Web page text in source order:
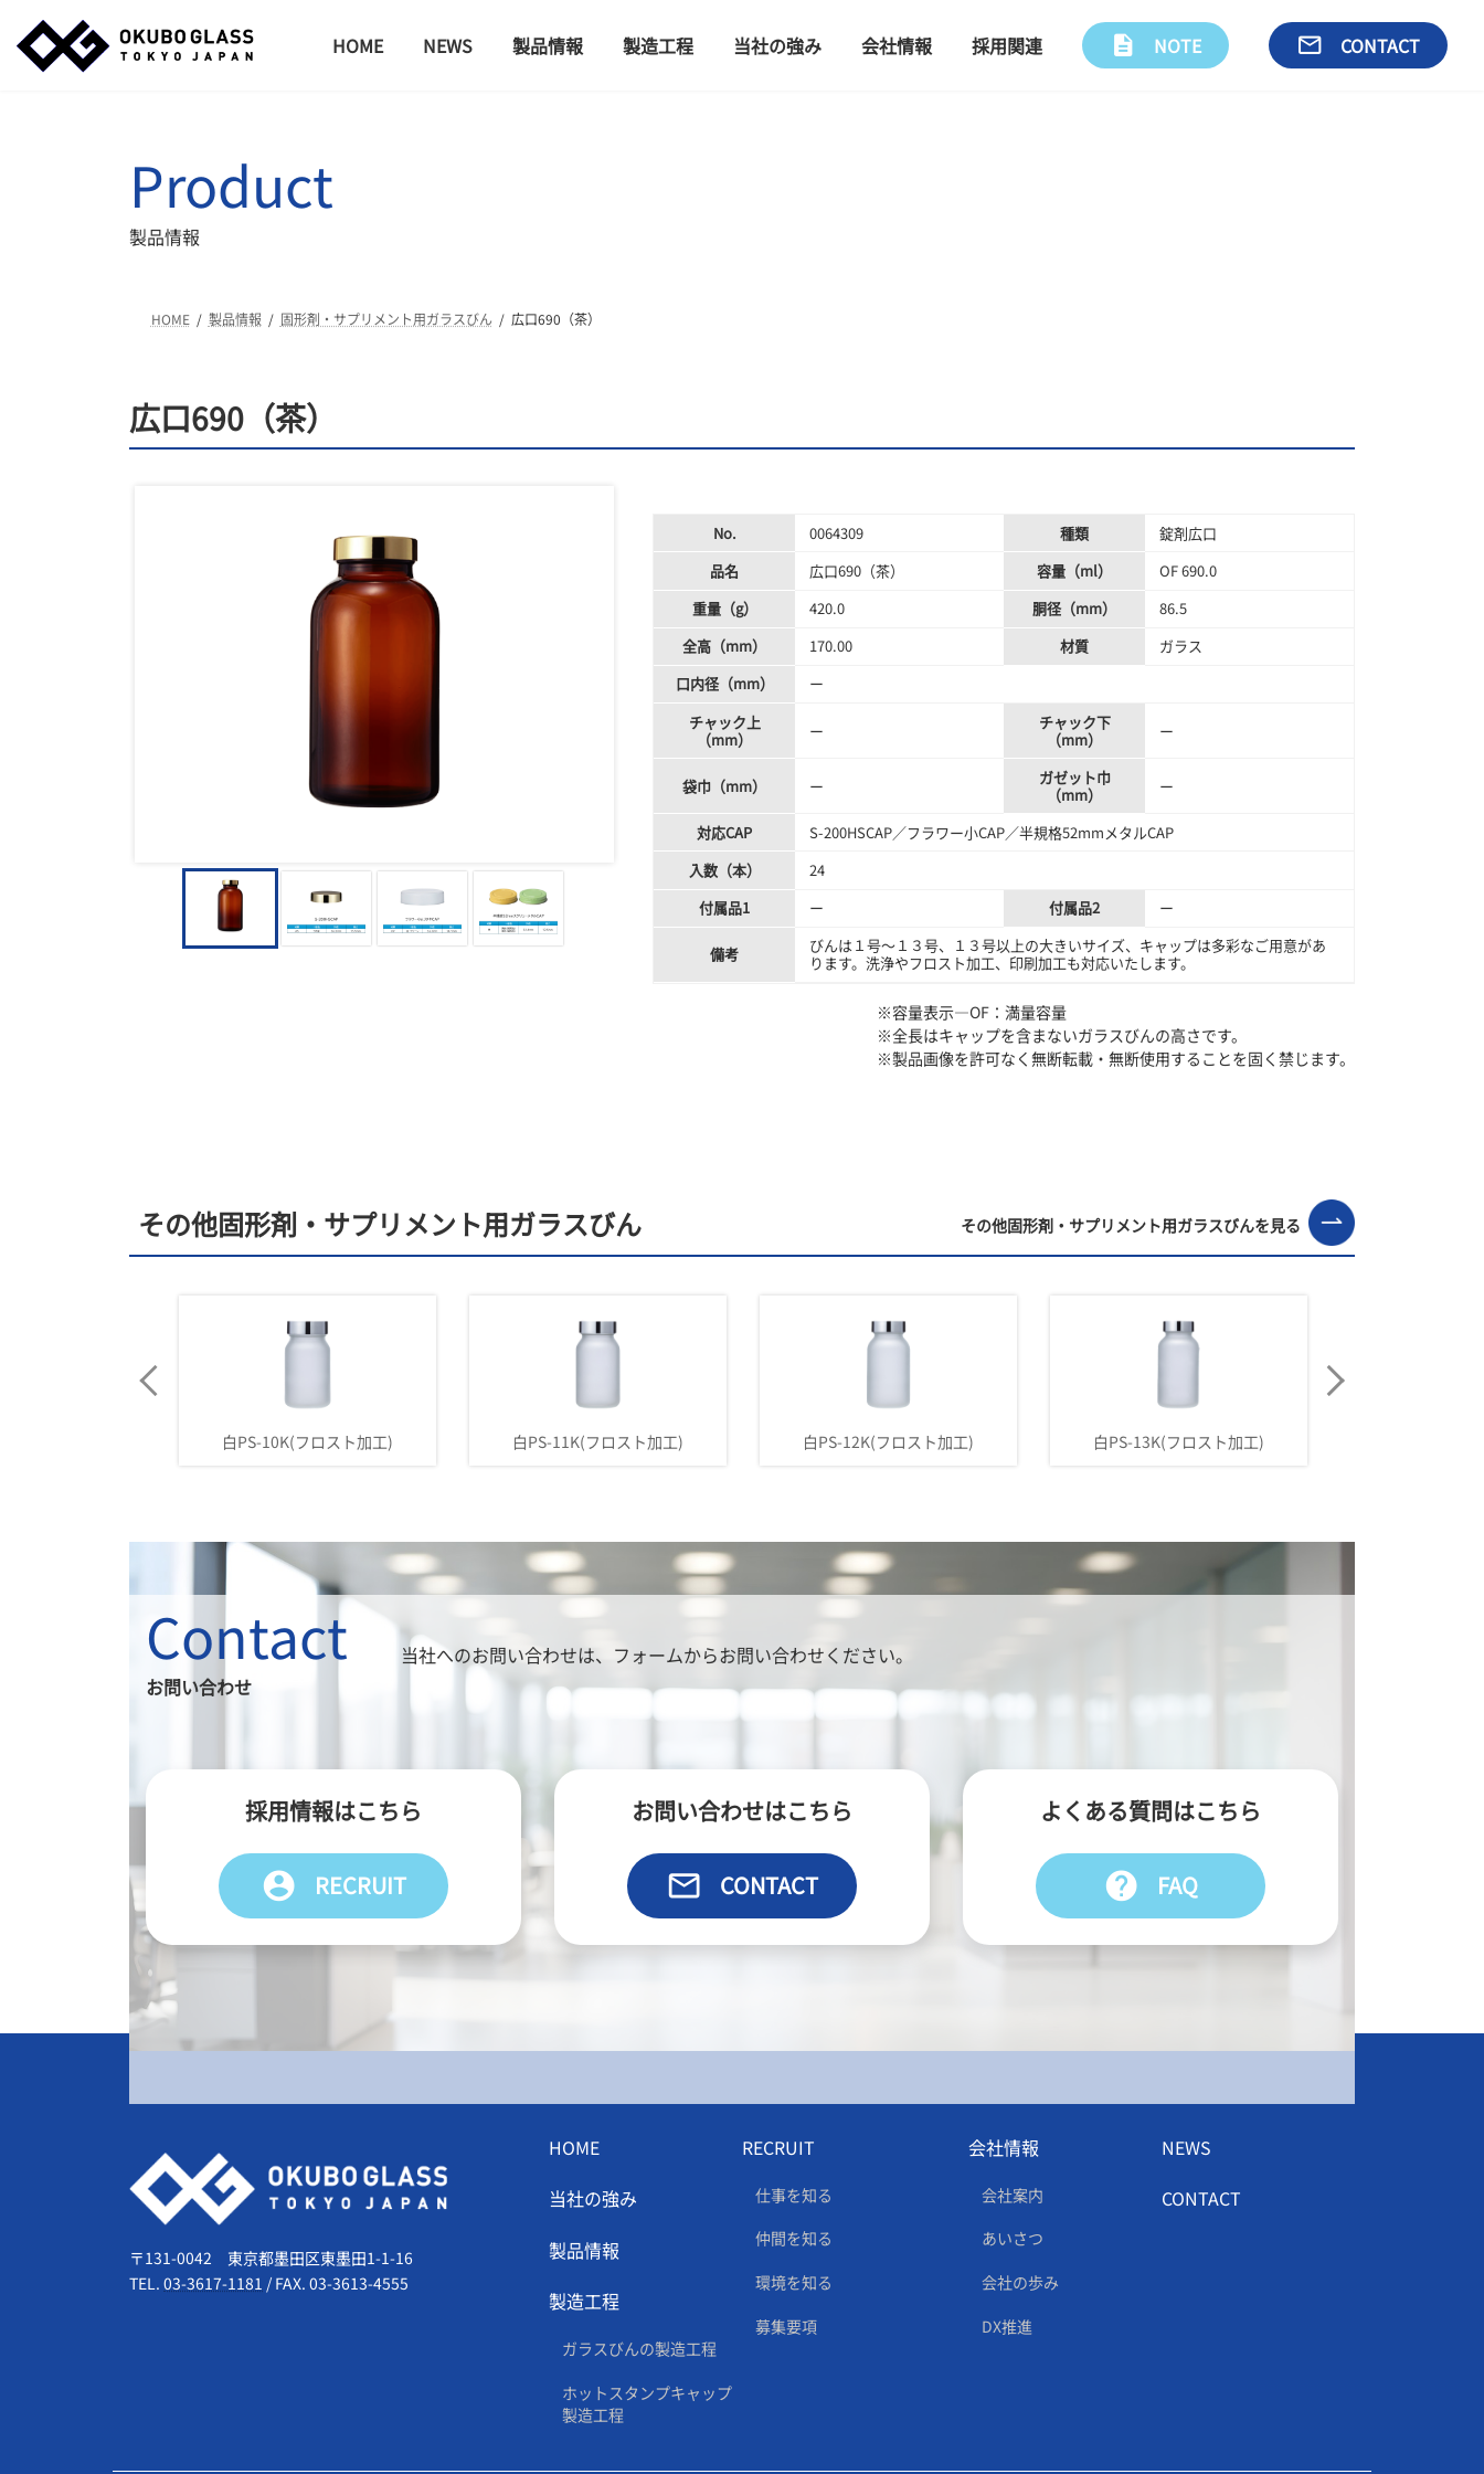
HOME NEWS 製品情報 製造工程 当社の強み 会社情報 採用関連 description NOTE email CONTACT
製品情報
Product
HOME 製品情報 固形剤・サプリメント用ガラスびん 広口690（茶）
広口690（茶）
No. 0064309 種類
錠剤広口
品名
広口690（茶） 容量（ml）
OF 690.0
重量（g）
420.0 胴径（mm）
86.5
全高（mm）
170.00 材質
ガラス
口内径（mm）
ー
チャック上
（mm）
ー
チャック下
（mm）
ー
袋巾（mm） ー
ガゼット巾
（mm）
ー
対応CAP
S-200HSCAP／フラワー小CAP／半規格52mmメタルCAP
入数（本）
24
付属品1
ー 付属品2 ー
備考
びんは１号～１３号、１３号以上の大きいサイズ、キャップは多彩なご用意があ
ります。洗浄やフロスト加工、印刷加工も対応いたします。
※容量表示―OF：満量容量
※全長はキャップを含まないガラスびんの高さです。
※製品画像を許可なく無断転載・無断使用することを固く禁じます。
その他固形剤・サプリメント用ガラスびん その他固形剤・サプリメント用ガラスびんを見る
白PS-10K(フロスト加工) 白PS-11K(フロスト加工) 白PS-12K(フロスト加工) 白PS-13K(フロスト加工)
お問い合わせ
Contact 当社へのお問い合わせは、 フォームからお問い合わせください。
採用情報はこちら
account_circle RECRUIT
お問い合わせはこちら
email CONTACT
よくある質問はこちら
help FAQ
会社情報
〒131-0042 東京都墨田区東墨田1-1-16
TEL. 03-3617-1181 / FAX. 03-3613-4555
HOME
当社の強み
製品情報
製造工程
ガラスびんの製造工程
ホットスタンプキャップ
製造工程
RECRUIT
仕事を知る
仲間を知る
環境を知る
募集要項
会社情報
会社案内
あいさつ
会社の歩み
DX推進
NEWS
CONTACT